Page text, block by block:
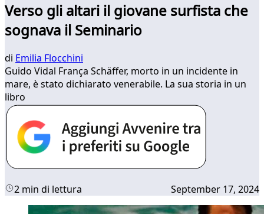
Verso gli altari il giovane surfista che
sognava il Seminario
di Emilia Flocchini
Guido Vidal França Schäffer, morto in un incidente in
mare, è stato dichiarato venerabile. La sua storia in un
libro
2 min di lettura September 17, 2024